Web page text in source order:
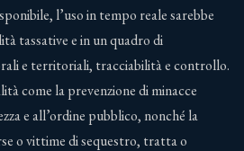
l’uso in tempo reale sarebbe
tassative e in un quadro di
e territoriali, tracciabilità e controllo.
come la prevenzione di minacce
e all’ordine pubblico, nonché la
o vittime di sequestro, tratta o